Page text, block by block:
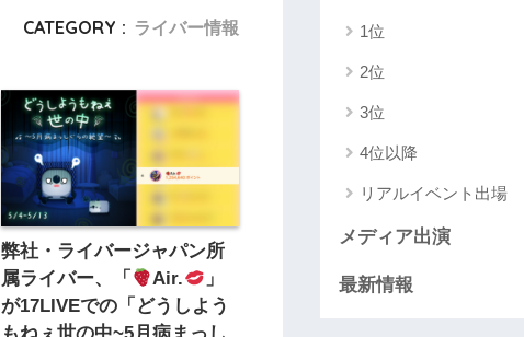
CATEGORY : ライバー情報
弊社・ライバージャパン所
属ライバー、「
Air.
」
が17LIVEでの「どうしよう
1位
2位
3位
4位以降
リアルイベント出場
メディア出演
最新情報